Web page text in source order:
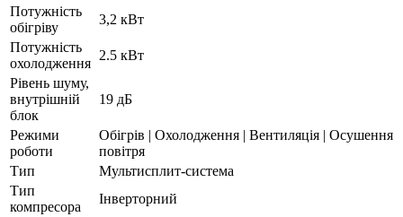
Потужність
обігріву
3,2 кВт
Потужність
охолодження
2.5 кВт
Рівень шуму,
внутрішній
блок
19 дБ
Режими
роботи
Обігрів | Охолодження | Вентиляція | Осушення
повітря
Тип
Мультисплит-система
Тип
компресора
Інверторний